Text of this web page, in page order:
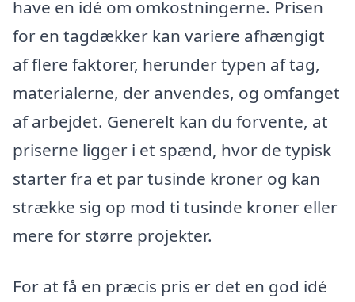
have en idé om omkostningerne. Prisen
for en tagdækker kan variere afhængigt
af flere faktorer, herunder typen af tag,
materialerne, der anvendes, og omfanget
af arbejdet. Generelt kan du forvente, at
priserne ligger i et spænd, hvor de typisk
starter fra et par tusinde kroner og kan
strække sig op mod ti tusinde kroner eller
mere for større projekter.
For at få en præcis pris er det en god idé